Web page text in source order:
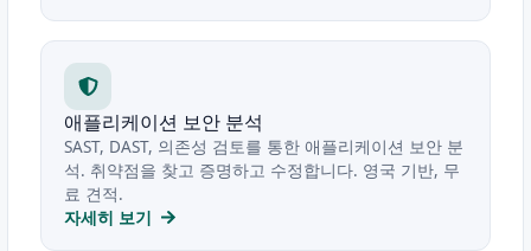
애플리케이션 보안 분석
SAST, DAST, 의존성 검토를 통한 애플리케이션 보안 분
석. 취약점을 찾고 증명하고 수정합니다. 영국 기반, 무
료 견적.
자세히 보기